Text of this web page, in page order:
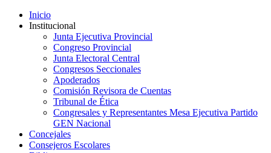
Inicio
Institucional
Junta Ejecutiva Provincial
Congreso Provincial
Junta Electoral Central
Congresos Seccionales
Apoderados
Comisión Revisora de Cuentas
Tribunal de Ética
Congresales y Representantes Mesa Ejecutiva Partido
GEN Nacional
Concejales
Consejeros Escolares